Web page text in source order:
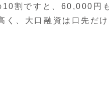
割ですと、60,000円
く、大口融資は口先だけ